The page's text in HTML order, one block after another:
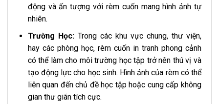
động và ấn tượng với rèm cuốn mang hình ảnh tự
nhiên.
Trường Học:Trong các khu vực chung, thư viện,
hay các phòng học, rèm cuốn in tranh phong cảnh
có thể làm cho môi trường học tập trở nên thú vị và
tạo động lực cho học sinh. Hình ảnh của rèm có thể
liên quan đến chủ đề học tập hoặc cung cấp không
gian thư giãn tích cực.